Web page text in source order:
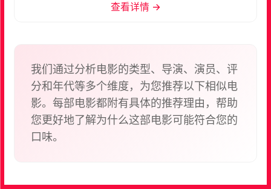
查看详情 →
我们通过分析电影的类型、导演、演员、评
分和年代等多个维度，为您推荐以下相似电
影。每部电影都附有具体的推荐理由，帮助
您更好地了解为什么这部电影可能符合您的
口味。